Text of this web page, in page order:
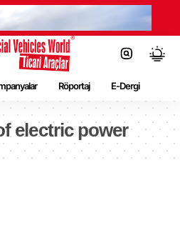
Röportaj E-Dergi
electric power